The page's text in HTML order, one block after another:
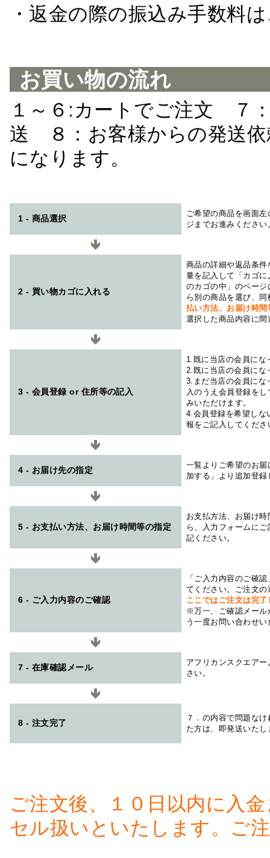
・返金の際の振込み手数料
お買い物の流れ
１～６:カートでご注文 ７
送 ８：お客様からの発送
になります。
1 - 商品選択
ご希望の商品を画面
ジまでお進みください
2 - 買い物カゴに入れる
商品の詳細や返品条
量を記入して「カゴ
のカゴの中」のペー
ら別の商品を選び、
払い方法、お届け時
選択した商品内容に
3 - 会員登録 or 住所等の記入
1.既に当店の会員にな
2.既に当店の会員にな
3.まだ当店の会員にな
入のうえ会員登録を
みいただけます。
4.会員登録を希望しな
報をご記入してくださ
4 - お届け先の指定
一覧よりご希望のお
加する」より追加登
5 - お支払い方法、お届け時間等の指定
お支払方法、お届け
ら、入力フォームに
記ください。
6 - ご入力内容のご確認
「ご入力内容のご確
てください。ご注文
ここではご注文は完
※万一、ご確認メール
う一度お問い合わせ
7 - 在庫確認メール
アフリカンスクエアー
さい。
8 - 注文完了
７．の内容で問題な
た方は、即発送いたし
ご注文後、１０日以内に入
セル扱いといたします。ご